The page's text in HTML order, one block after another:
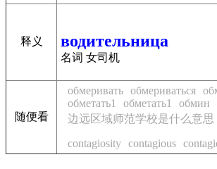
释义 водительница
名词 女司机
随便看
обмеривать обмериваться
обметать1
обметать1 обмин
边远区域师范学校是什么意思
contagiosity contagious